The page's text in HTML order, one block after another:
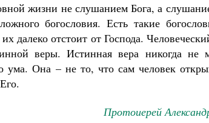
жизни не слушанием Бога, а
богословия. Есть такие
далеко отстоит от Господа.
веры. Истинная вера никогда не
ума. Она – не то, что сам человек
Протоиерей